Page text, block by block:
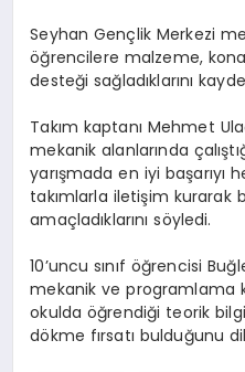
Seyhan Gençlik Merkezi
öğrencilere malzeme,
desteği sağladıklarını
Takım kaptanı Mehmet
mekanik alanlarında
yarışmada en iyi başarıyı
takımlarla iletişim kurarak
amaçladıklarını söyledi.
10’uncu sınıf öğrencisi
mekanik ve programlama
okulda öğrendiği teorik
dökme fırsatı bulduğunu